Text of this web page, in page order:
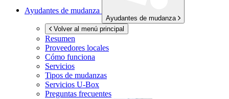
Ayudantes de mudanza
Ayudantes de mudanza
Volver al menú principal
Resumen
Proveedores locales
Cómo funciona
Servicios
Tipos de mudanzas
Servicios U-Box
Preguntas frecuentes